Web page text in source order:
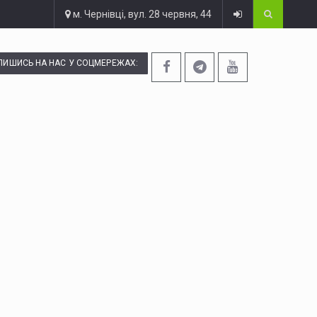
м. Чернівці, вул. 28 червня, 44
НА НАС У СОЦМЕРЕЖАХ: